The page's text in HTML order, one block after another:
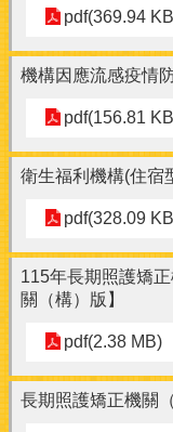
pdf(369.94
機構因應流感疫情
pdf(156.81
衛生福利機構(住宿
pdf(328.09
115年長期照護矯
關（構）版】
pdf(2.38 MB)
長期照護矯正機關